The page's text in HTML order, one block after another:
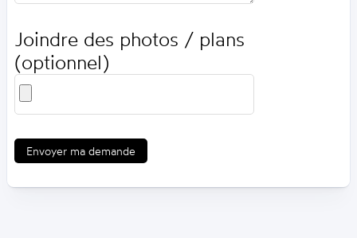
Joindre des photos / plans
(optionnel)
Envoyer ma demande